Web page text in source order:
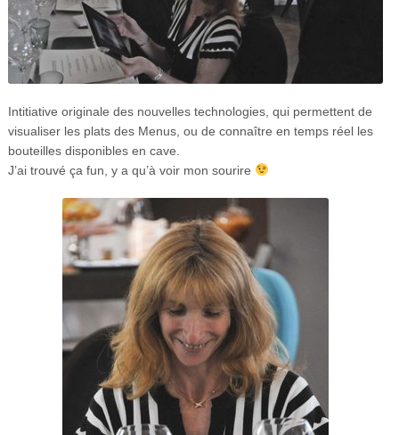
Intitiative originale des nouvelles technologies, qui permettent de
visualiser les plats des Menus, ou de connaître en temps réel les
bouteilles disponibles en cave.
J’ai trouvé ça fun, y a qu’à voir mon sourire